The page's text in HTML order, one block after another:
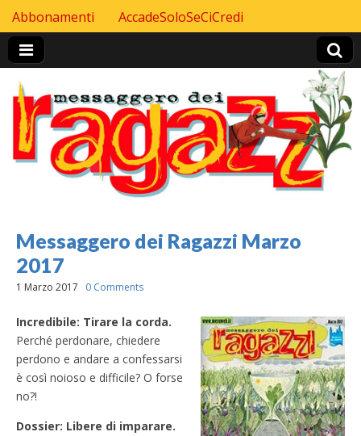
Header Top menu
Skip to content
Abbonamenti AccadeSoloSeCiCredi
Messaggero dei Ragazzi Marzo
2017
1 Marzo 2017 0 Comments
Incredibile: Tirare la corda.
Perché perdonare, chiedere
perdono e andare a confessarsi
è così noioso e difficile? O forse
no?!
Dossier: Libere di imparare.